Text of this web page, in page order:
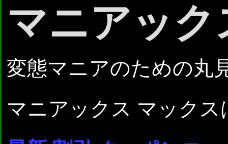
マニアッ
変態マニアのための丸
マニアックス マック